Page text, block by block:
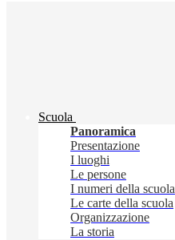
Scuola
Panoramica
Presentazione
I luoghi
Le persone
I numeri della scuola
Le carte della scuola
Organizzazione
La storia